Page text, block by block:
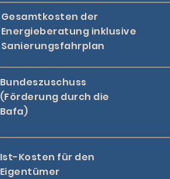
Gesamtkosten der
Energieberatung inklusive
Sanierungsfahrplan
Bundeszuschuss
(Förderung durch die
Bafa)
Ist-Kosten für den
Eigentümer